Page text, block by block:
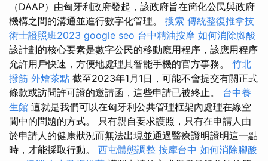
（DAAP）由匈牙利政府發起，該政府旨在簡化公民與政府
機構之間的溝通並進行數字化管理。 搜索 傳統整復推拿技
術士證照班2023 google seo 台中精油按摩 如何消除腳酸
該計劃的核心要素是數字公民的移動應用程序，該應用程序
允許用戶快速，方便地處理其智能手機的官方事務。 竹北
撥筋 外燴茶點 截至2023年1月1日，可能不會提交有關正式
條款或訪問許可證的邀請函，這些申請已被終止。 台中養
生館 這就是我們可以在匈牙利公共管理框架內處理在線空
間中的問題的方式。 只有親自要求護照，只有在申請人由
於申請人的健康狀況而無法出現並通過醫療證明證明這一點
時，才能採取行動。 西屯體態調整 按摩台中 如何消除腳酸